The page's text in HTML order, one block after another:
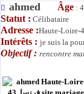
ahmed Âge :
Statut : Célibataire
Adresse :
Intérêts : je suis la
Objectif : rencontre